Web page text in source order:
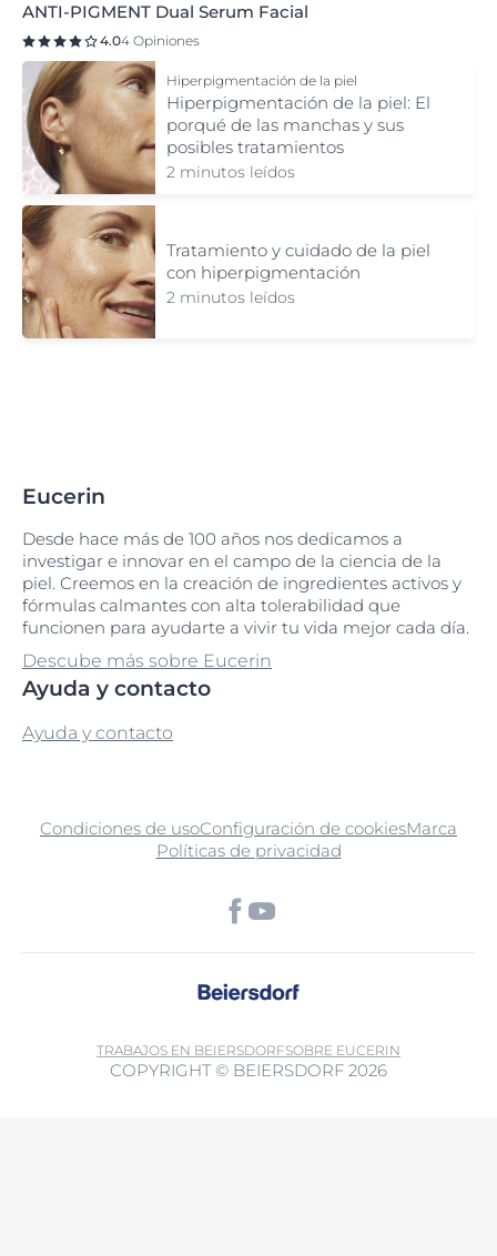
ANTI-PIGMENT Dual Serum Facial
4.04 Opiniones
Hiperpigmentación de la piel
Hiperpigmentación de la piel: El
porqué de las manchas y sus
posibles tratamientos
2 minutos leídos
Tratamiento y cuidado de la piel
con hiperpigmentación
2 minutos leídos
Eucerin
Desde hace más de 100 años nos dedicamos a
investigar e innovar en el campo de la ciencia de la
piel. Creemos en la creación de ingredientes activos y
fórmulas calmantes con alta tolerabilidad que
funcionen para ayudarte a vivir tu vida mejor cada día.
Descube más sobre Eucerin
Ayuda y contacto
Ayuda y contacto
Condiciones de usoConfiguración de cookiesMarca
Políticas de privacidad
TRABAJOS EN BEIERSDORFSOBRE EUCERIN
COPYRIGHT © BEIERSDORF 2026